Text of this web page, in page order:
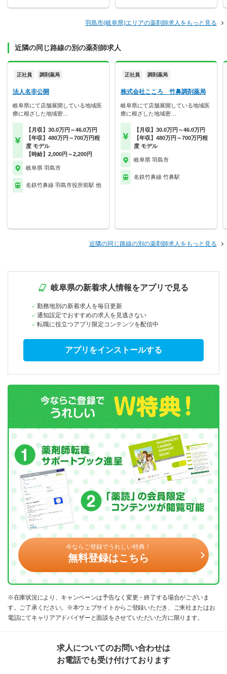
羽島市(岐阜県)エリアの薬剤師求人をもっと見る
近隣の同じ路線の別の薬剤師求人
正社員 調剤薬局
法人名非公開
岐阜県にて店舗展開している地域医
療に根ざした地域密…
【月収】30.0万円～46.0万円
【年収】480万円～700万円程
度 モデル
【時給】2,000円～2,200円
岐阜県 羽島市
名鉄竹鼻線 羽島市役所前駅 他
正社員 調剤薬局
株式会社こころ 竹鼻調剤薬局
岐阜県にて店舗展開している地域医
療に根ざした地域密…
【月収】30.0万円～46.0万円
【年収】480万円～700万円程
度 モデル
岐阜県 羽島市
名鉄竹鼻線 竹鼻駅
近隣の同じ路線の別の薬剤師求人をもっと見る
岐阜県の新着求人情報をアプリで見る
勤務地別の新着求人を毎日更新
通知設定でおすすめの求人を見逃さない
転職に役立つアプリ限定コンテンツを配信中
アプリをインストールする
今ならご登録でうれしい特典！
無料登録はこちら
※在庫状況により、キャンペーンは予告なく変更・終了する場合がございま
す。ご了承ください。※本ウェブサイトからご登録いただき、ご来社またはお
電話にてキャリアアドバイザーと面談をさせていただいた方に限ります。
求人についてのお問い合わせは
お電話でも受け付けております